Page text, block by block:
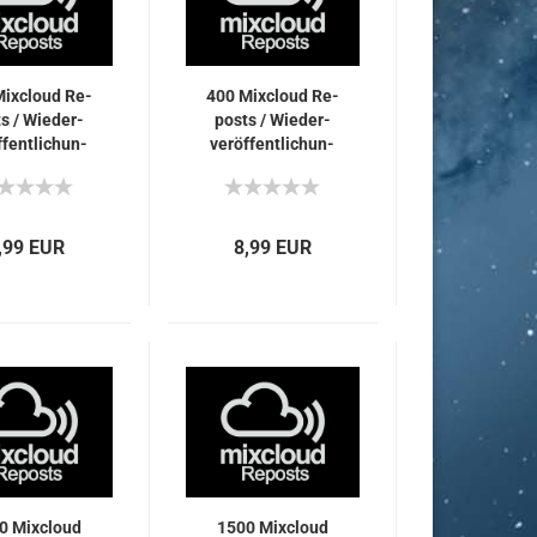
Re­
/ Wie­der­
EUR
400 Mi­xcloud Re­
posts / Wie­der­
ver­öf­fent­li­chun­
8,99 EUR
Mi­xcloud 1500 Mi­xcloud